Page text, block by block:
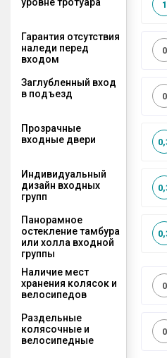
1
Гарантия отсутствия
наледи перед
входом
0
Заглубленный вход
в подъезд
0
Прозрачные
входные двери
Индивидуальный
дизайн входных
групп
Панорамное
остекление тамбура
или холла входной
группы
Наличие мест
хранения колясок и
велосипедов
0
Раздельные
колясочные и
велосипедные
0